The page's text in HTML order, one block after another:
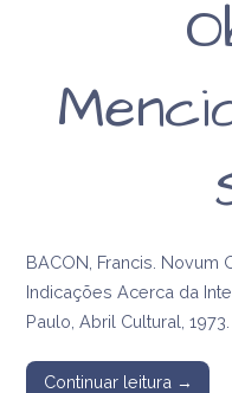
BACON, Francis. Novum
Indicações Acerca da
Paulo, Abril Cultural,
Continuar leitura →